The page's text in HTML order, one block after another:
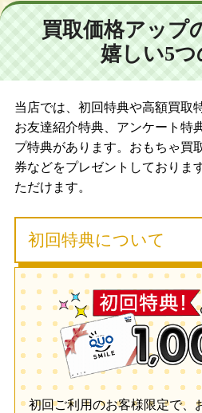
買取価格アップ
嬉しい5つ
当店では、初回特典や高額買取
お友達紹介特典、アンケート特
プ特典があります。おもちゃ買
券などをプレゼントしておりま
ただけます。
初回特典について
初回ご利用のお客様限定で、